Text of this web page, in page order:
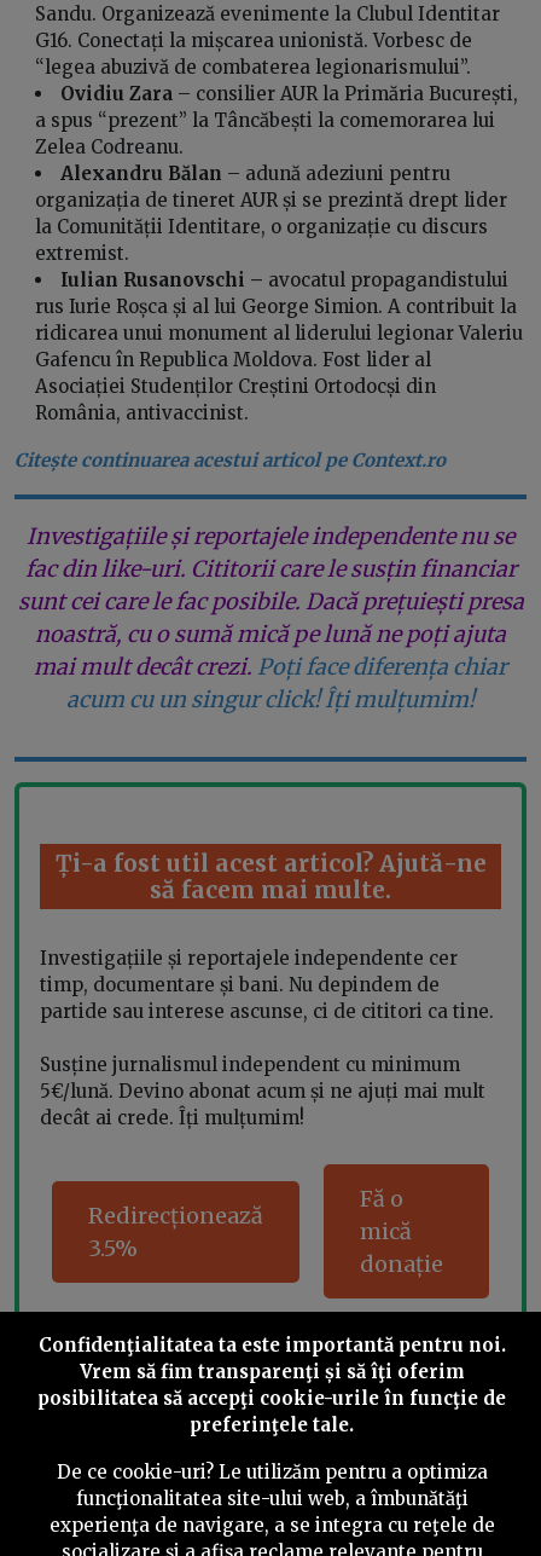
Sandu. Organizează evenimente la Clubul Identitar
G16. Conectați la mișcarea unionistă. Vorbesc de
“legea abuzivă de combaterea legionarismului”.
Ovidiu Zara – consilier AUR la Primăria București,
a spus “prezent” la Tâncăbești la comemorarea lui
Zelea Codreanu.
Alexandru Bălan – adună adeziuni pentru
organizația de tineret AUR și se prezintă drept lider
la Comunității Identitare, o organizație cu discurs
extremist.
Iulian Rusanovschi – avocatul propagandistului
rus Iurie Roșca și al lui George Simion. A contribuit la
ridicarea unui monument al liderului legionar Valeriu
Gafencu în Republica Moldova. Fost lider al
Asociației Studenților Creștini Ortodocși din
România, antivaccinist.
Citește continuarea acestui articol pe Context.ro
Investigațiile și reportajele independente nu se
fac din like-uri. Cititorii care le susțin financiar
sunt cei care le fac posibile. Dacă prețuiești presa
noastră, cu o sumă mică pe lună ne poți ajuta
mai mult decât crezi. Poți face diferența chiar
acum cu un singur click! Îți mulțumim!
Ți-a fost util acest articol? Ajută-ne
să facem mai multe.
Investigațiile și reportajele independente cer
timp, documentare și bani. Nu depindem de
partide sau interese ascunse, ci de cititori ca tine.
Susține jurnalismul independent cu minimum
5€/lună. Devino abonat acum și ne ajuți mai mult
decât ai crede. Îți mulțumim!
Redirecționează
3.5%
Fă o
mică
donație
Share this
©2026PressOne.ro
Confidenţialitatea ta este importantă pentru noi.
Vrem să fim transparenţi și să îţi oferim
posibilitatea să accepţi cookie-urile în funcţie de
preferinţele tale.
De ce cookie-uri? Le utilizăm pentru a optimiza
funcţionalitatea site-ului web, a îmbunătăţi
experienţa de navigare, a se integra cu reţele de